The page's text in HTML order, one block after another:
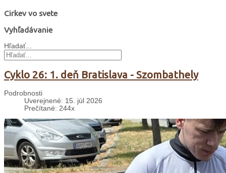
Cirkev vo svete
Vyhľadávanie
Hľadať...
Cyklo 26: 1. deň Bratislava - Szombathely
Podrobnosti
Uverejnené: 15. júl 2026
Prečítané: 244x